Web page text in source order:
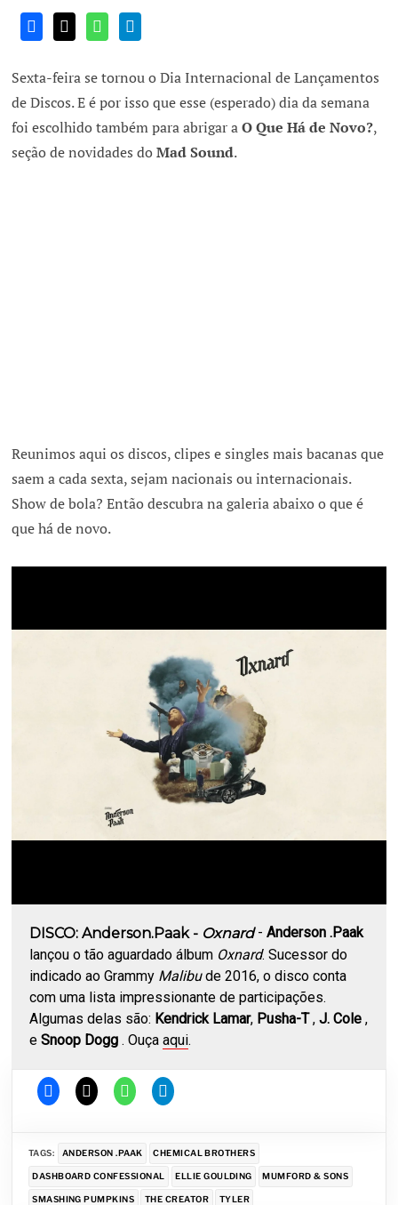
Sexta-feira se tornou o Dia Internacional de Lançamentos
de Discos. E é por isso que esse (esperado) dia da semana
foi escolhido também para abrigar aO Que Há de Novo?,
seção de novidades doMad Sound.
Reunimos aqui os discos, clipes e singles mais bacanas que
saem a cada sexta, sejam nacionais ou internacionais.
Show de bola? Então descubra na galeria abaixo o que é
que há de novo.
DISCO: Anderson.Paak - Oxnard-Anderson .Paak
lançou o tão aguardado álbum Oxnard. Sucessor do
indicado ao Grammy Malibude 2016, o disco conta
com uma lista impressionante de participações.
Algumas delas são: Kendrick Lamar, Pusha-T,J. Cole,
eSnoop Dogg . Ouçaaqui.
TAGS: ANDERSON .PAAK CHEMICAL BROTHERS
DASHBOARD CONFESSIONAL ELLIE GOULDING MUMFORD & SONS
SMASHING PUMPKINS THE CREATOR TYLER